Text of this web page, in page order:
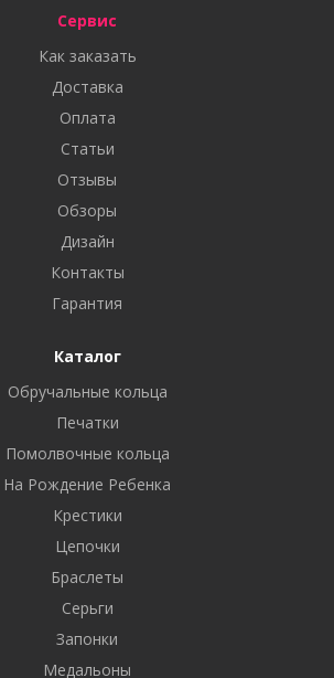
Сервис
Как заказать
Доставка
Оплата
Статьи
Отзывы
Обзоры
Дизайн
Контакты
Гарантия
Каталог
Обручальные кольца
Печатки
Помолвочные кольца
На Рождение Ребенка
Крестики
Цепочки
Браслеты
Серьги
Запонки
Медальоны